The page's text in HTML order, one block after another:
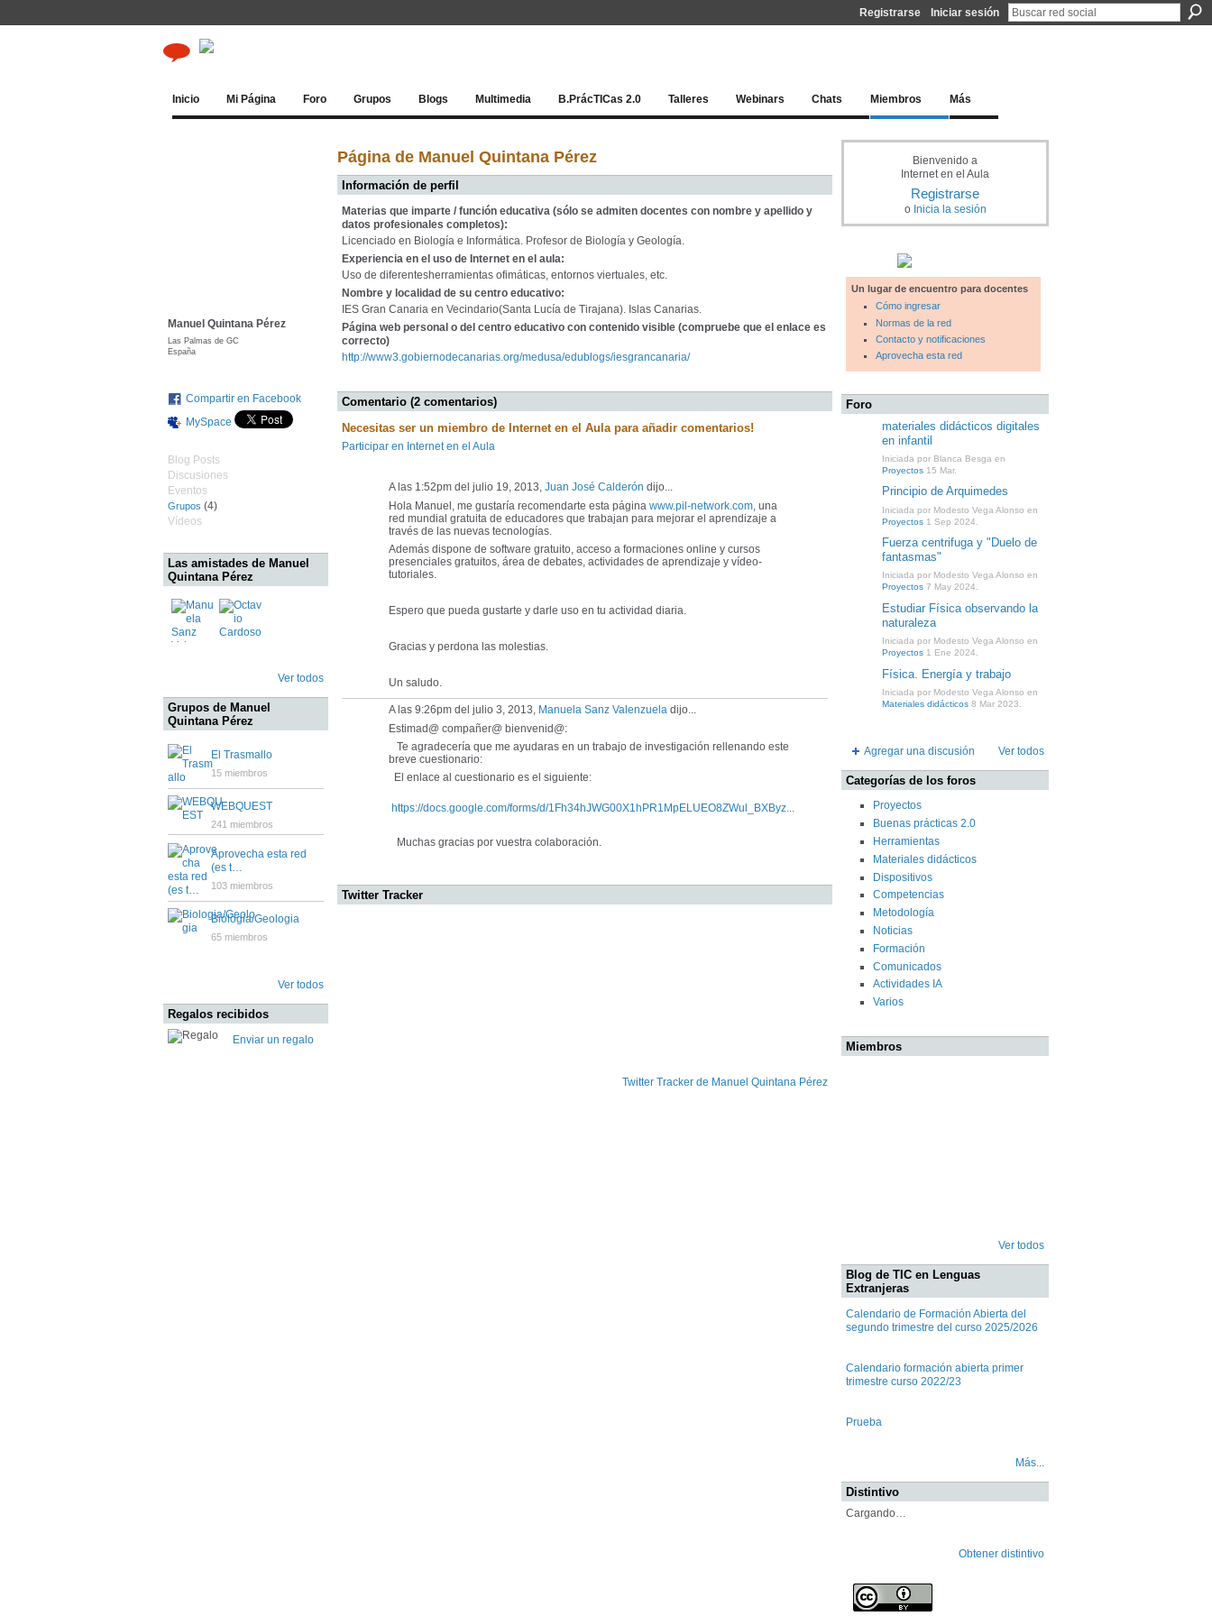
Registrarse Iniciar sesión
Inicio Mi Página Foro Grupos Blogs Multimedia B.PrácTICas 2.0 Talleres Webinars Chats Miembros Más
Manuel Quintana Pérez
Las Palmas de GC
España
Compartir en Facebook
MySpace
Blog Posts
Discusiones
Eventos
Grupos (4)
Vídeos
Las amistades de Manuel
Quintana Pérez
Ver todos
Grupos de Manuel
Quintana Pérez
El Trasmallo
15 miembros
WEBQUEST
241 miembros
Aprovecha esta red
(es t…
103 miembros
Biologia/Geologia
65 miembros
Ver todos
Regalos recibidos
Enviar un regalo
Página de Manuel Quintana Pérez
Información de perfil
Materias que imparte / función educativa (sólo se admiten docentes con nombre y apellido y
datos profesionales completos):
Licenciado en Biología e Informática. Profesor de Biología y Geología.
Experiencia en el uso de Internet en el aula:
Uso de diferentesherramientas ofimáticas, entornos viertuales, etc.
Nombre y localidad de su centro educativo:
IES Gran Canaria en Vecindario(Santa Lucía de Tirajana). Islas Canarias.
Página web personal o del centro educativo con contenido visible (compruebe que el enlace es
correcto)
http://www3.gobiernodecanarias.org/medusa/edublogs/iesgrancanaria/
Comentario (2 comentarios)
Necesitas ser un miembro de Internet en el Aula para añadir comentarios!
Participar en Internet en el Aula
A las 1:52pm del julio 19, 2013, Juan José Calderón dijo...
Hola Manuel, me gustaría recomendarte esta página www.pil-network.com, una
red mundial gratuita de educadores que trabajan para mejorar el aprendizaje a
través de las nuevas tecnologías.
Además dispone de software gratuito, acceso a formaciones online y cursos
presenciales gratuitos, área de debates, actividades de aprendizaje y vídeo-
tutoriales.
Espero que pueda gustarte y darle uso en tu actividad diaria.
Gracias y perdona las molestias.
Un saludo.
A las 9:26pm del julio 3, 2013, Manuela Sanz Valenzuela dijo...
Estimad@ compañer@ bienvenid@:
Te agradecería que me ayudaras en un trabajo de investigación rellenando este
breve cuestionario:
El enlace al cuestionario es el siguiente:
https://docs.google.com/forms/d/1Fh34hJWG00X1hPR1MpELUEO8ZWul_BXByz...
Muchas gracias por vuestra colaboración.
Twitter Tracker
Twitter Tracker de Manuel Quintana Pérez
Bienvenido a
Internet en el Aula
Registrarse
o Inicia la sesión
Un lugar de encuentro para docentes
Cómo ingresar
Normas de la red
Contacto y notificaciones
Aprovecha esta red
Foro
materiales didácticos digitales
en infantil
Iniciada por Blanca Besga en
Proyectos 15 Mar.
Principio de Arquimedes
Iniciada por Modesto Vega Alonso en
Proyectos 1 Sep 2024.
Fuerza centrifuga y "Duelo de
fantasmas"
Iniciada por Modesto Vega Alonso en
Proyectos 7 May 2024.
Estudiar Física observando la
naturaleza
Iniciada por Modesto Vega Alonso en
Proyectos 1 Ene 2024.
Física. Energía y trabajo
Iniciada por Modesto Vega Alonso en
Materiales didácticos 8 Mar 2023.
Agregar una discusión Ver todos
Categorías de los foros
Proyectos
Buenas prácticas 2.0
Herramientas
Materiales didácticos
Dispositivos
Competencias
Metodología
Noticias
Formación
Comunicados
Actividades IA
Varios
Miembros
Ver todos
Blog de TIC en Lenguas
Extranjeras
Calendario de Formación Abierta del
segundo trimestre del curso 2025/2026
Calendario formación abierta primer
trimestre curso 2022/23
Prueba
Más...
Distintivo
Cargando…
Obtener distintivo